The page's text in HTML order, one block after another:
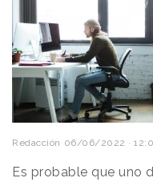
Redacción 06/06/2022 ·
Es probable que uno